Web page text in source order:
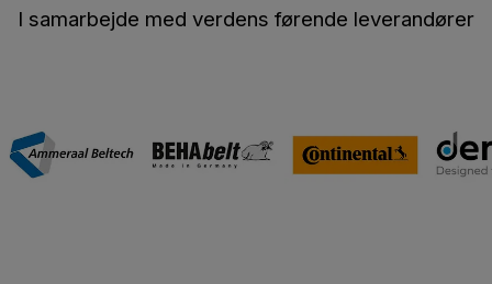
I samarbejde med verdens førende leverandører